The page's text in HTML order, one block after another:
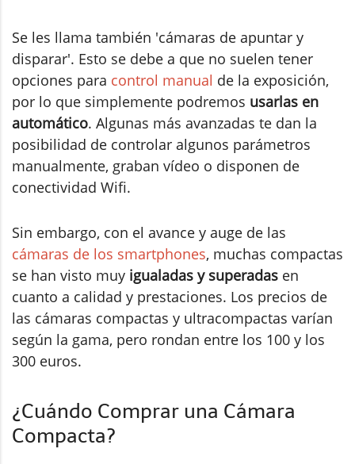
Se les llama también 'cámaras de apuntar y
disparar'. Esto se debe a que no suelen tener
opciones para control manual de la exposición,
por lo que simplemente podremos usarlas en
automático. Algunas más avanzadas te dan la
posibilidad de controlar algunos parámetros
manualmente, graban vídeo o disponen de
conectividad Wifi.
Sin embargo, con el avance y auge de las
cámaras de los smartphones, muchas compactas
se han visto muy igualadas y superadas en
cuanto a calidad y prestaciones. Los precios de
las cámaras compactas y ultracompactas varían
según la gama, pero rondan entre los 100 y los
300 euros.
¿Cuándo Comprar una Cámara
Compacta?